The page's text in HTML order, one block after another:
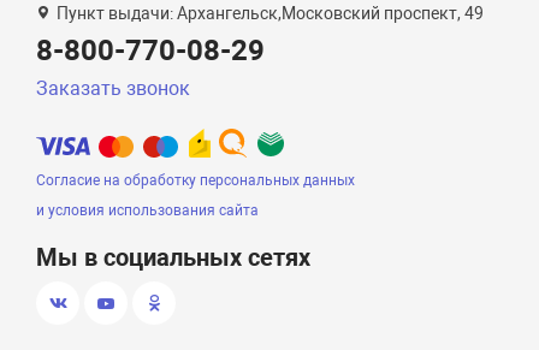
Пункт выдачи: Архангельск,Московский проспект, 49
8-800-770-08-29
Заказать звонок
Согласие на обработку персональных данных
и условия использования сайта
Мы в социальных сетях